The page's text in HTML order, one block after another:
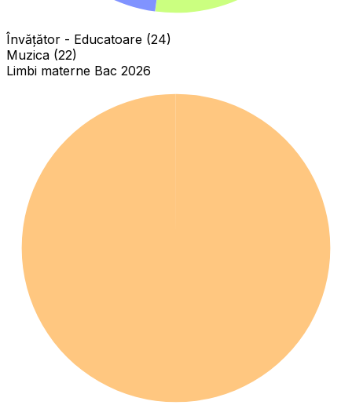
Învăţător - Educatoare (24)
Muzica (22)
Limbi materne Bac 2026